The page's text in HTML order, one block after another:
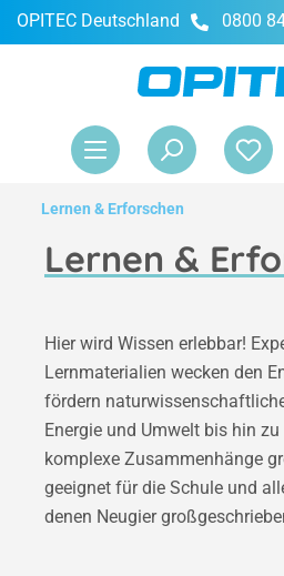
springen
OPITEC Deutschland 0800
Lernen & Erforschen
Lernen &
Hier wird Wissen erlebbar!
Lernmaterialien wecken den
fördern
Energie und Umwelt bis hin
komplexe Zusammenhänge
geeignet für die Schule und
denen Neugier